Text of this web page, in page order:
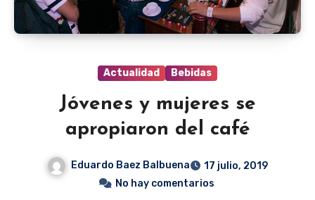
Actualidad Bebidas
Jóvenes y mujeres se
apropiaron del café
Eduardo Baez Balbuena
17 julio, 2019
No hay comentarios